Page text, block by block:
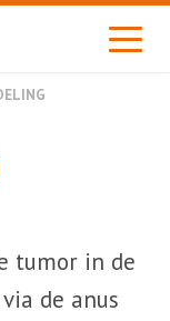
tumor in de
de anus